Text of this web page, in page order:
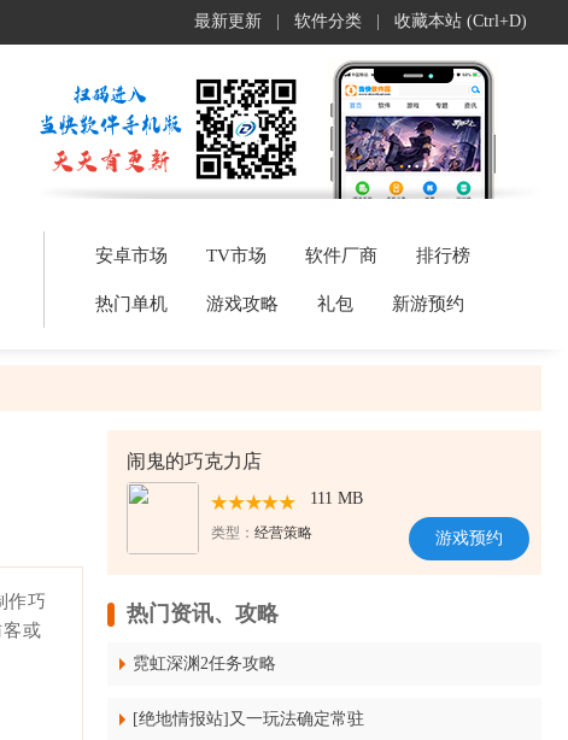
最新更新 软件分类 收藏本站 (Ctrl+D)
安卓市场 TV市场 软件厂商 排行榜
热门单机 游戏攻略 礼包 新游预约
作巧
或
闹鬼的巧克力店
111 MB
类型： 经营策略 游戏预约
热门资讯、攻略
霓虹深渊2任务攻略
[绝地情报站]又一玩法确定常驻